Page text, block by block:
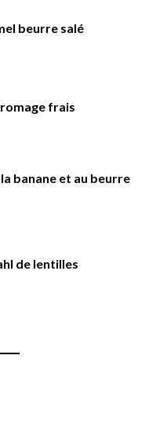
beurre salé
frais
banane et au beurre
de lentilles